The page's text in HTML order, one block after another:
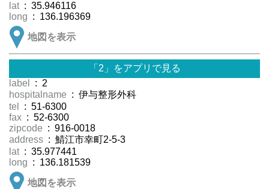
lat : 35.946116
long : 136.196369
地図を表示
「2」をアプリで見る
label
: 2
hospitalname : 伊与整形外科
tel
: 51-6300
fax : 52-6300
zipcode : 916-0018
address : 鯖江市幸町2-5-3
lat : 35.977441
long : 136.181539
地図を表示